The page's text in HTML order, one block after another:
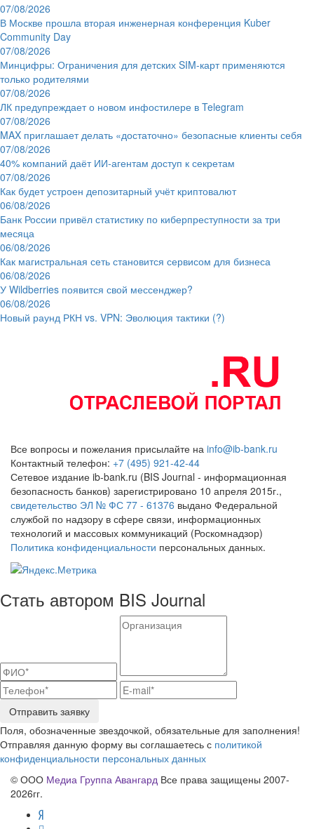
07/08/2026
В Москве прошла вторая инженерная конференция Kuber
Community Day
07/08/2026
Минцифры: Ограничения для детских SIM-карт применяются
только родителями
07/08/2026
ЛК предупреждает о новом инфостилере в Telegram
07/08/2026
MAX приглашает делать «достаточно» безопасные клиенты себя
07/08/2026
40% компаний даёт ИИ‑агентам доступ к секретам
07/08/2026
Как будет устроен депозитарный учёт криптовалют
06/08/2026
Банк России привёл статистику по киберпреступности за три
месяца
06/08/2026
Как магистральная сеть становится сервисом для бизнеса
06/08/2026
У Wildberries появится свой мессенджер?
06/08/2026
Новый раунд РКН vs. VPN: Эволюция тактики (?)
Все вопросы и пожелания присылайте на info@ib-bank.ru
Контактный телефон: +7 (495) 921-42-44
Сетевое издание ib-bank.ru (BIS Journal - информационная
безопасность банков) зарегистрировано 10 апреля 2015г.,
свидетельство ЭЛ № ФС 77 - 61376 выдано Федеральной
службой по надзору в сфере связи, информационных
технологий и массовых коммуникаций (Роскомнадзор)
Политика конфиденциальности персональных данных.
Стать автором BIS Journal
Отправить заявку
Поля, обозначенные звездочкой, обязательные для заполнения!
Отправляя данную форму вы соглашаетесь с политикой
конфиденциальности персональных данных
© ООО Медиа Группа Авангард Все права защищены 2007-
2026гг.